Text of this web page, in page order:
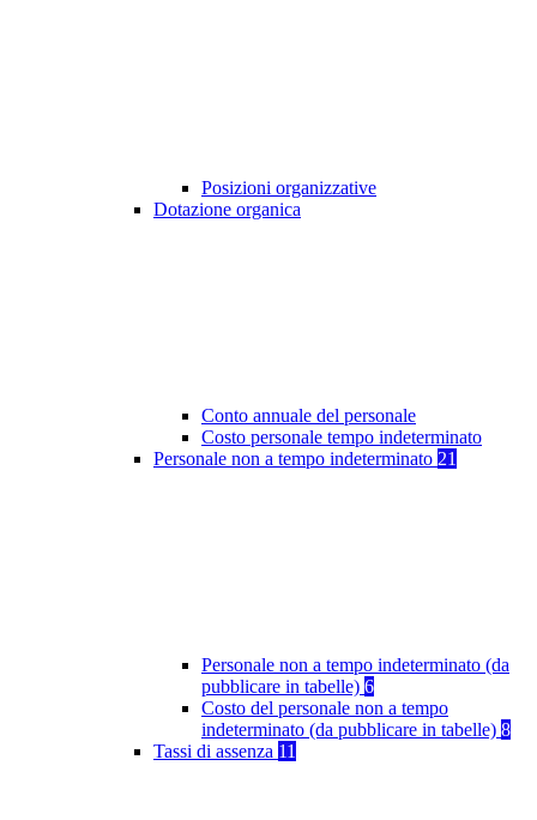
Posizioni organizzative
Dotazione organica
Conto annuale del personale
Costo personale tempo indeterminato
Personale non a tempo indeterminato 21
Personale non a tempo indeterminato (da
pubblicare in tabelle) 6
Costo del personale non a tempo
indeterminato (da pubblicare in tabelle) 8
Tassi di assenza 11